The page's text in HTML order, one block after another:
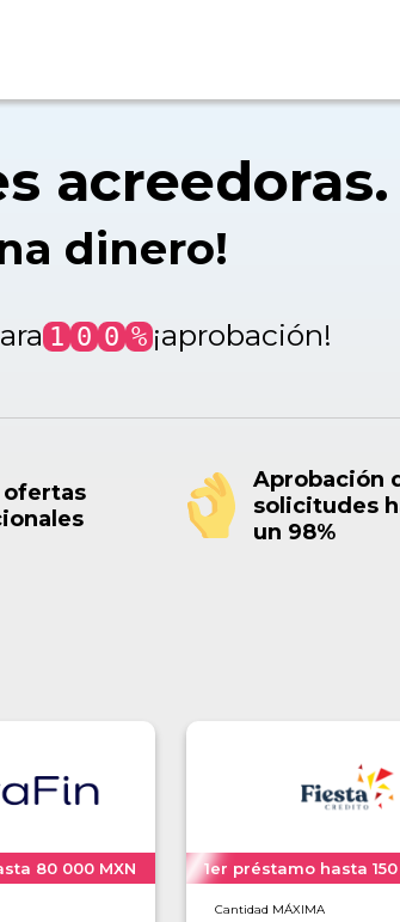
acreedoras.
dinero!
1 0 0 % ¡aprobación!
ofertas
Aprobación
solicitudes
un 98%
80 000 MXN 1er préstamo hasta 150
Cantidad MÁXIMA